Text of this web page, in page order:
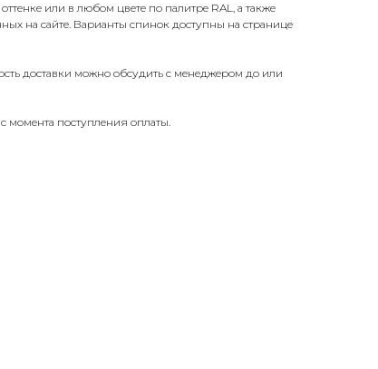
или в любом цвете по палитре RAL, а также
на сайте. Варианты спинок доступны на странице
доставки можно обсудить с менеджером до или
момента поступления оплаты.